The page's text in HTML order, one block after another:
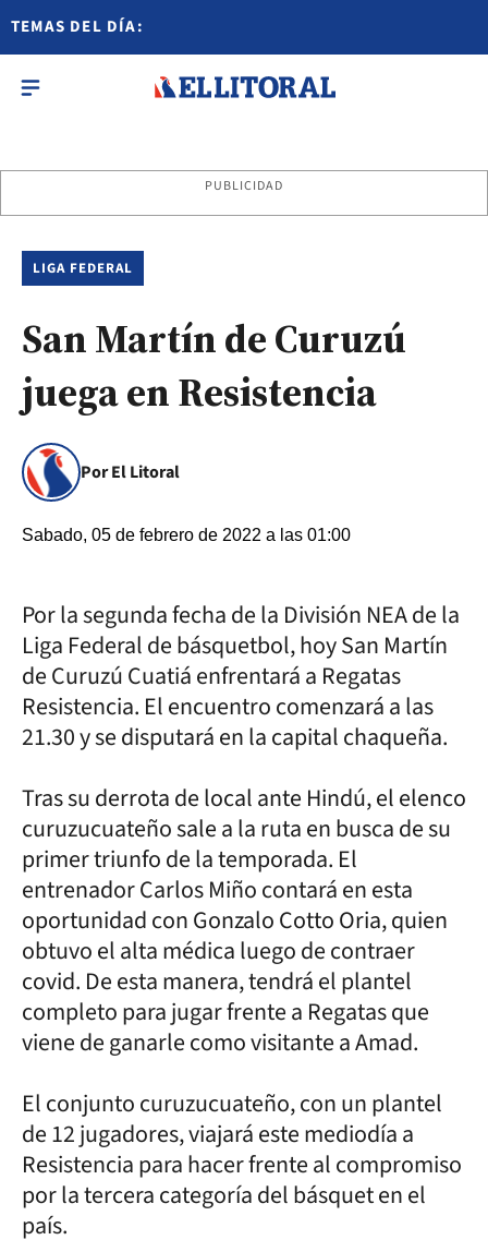
TEMAS DEL DÍA:
PUBLICIDAD
LIGA FEDERAL
San Martín de Curuzú
juega en Resistencia
Por El Litoral
Sabado, 05 de febrero de 2022 a las 01:00
Por la segunda fecha de la División NEA de la
Liga Federal de básquetbol, hoy San Martín
de Curuzú Cuatiá enfrentará a Regatas
Resistencia. El encuentro comenzará a las
21.30 y se disputará en la capital chaqueña.
Tras su derrota de local ante Hindú, el elenco
curuzucuateño sale a la ruta en busca de su
primer triunfo de la temporada. El
entrenador Carlos Miño contará en esta
oportunidad con Gonzalo Cotto Oria, quien
obtuvo el alta médica luego de contraer
covid. De esta manera, tendrá el plantel
completo para jugar frente a Regatas que
viene de ganarle como visitante a Amad.
El conjunto curuzucuateño, con un plantel
de 12 jugadores, viajará este mediodía a
Resistencia para hacer frente al compromiso
por la tercera categoría del básquet en el
país.